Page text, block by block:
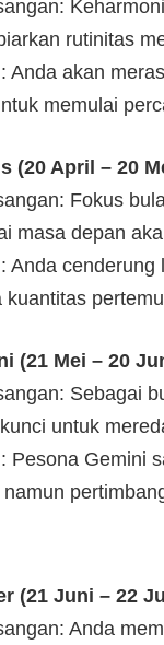
rutinitas
Anda akan
memulai
(20 April – 20
Fokus
masa depan
Anda
kuantitas
(21 Mei – 20
Sebagai
untuk
Pesona Gemini
(21 Juni – 22
Anda